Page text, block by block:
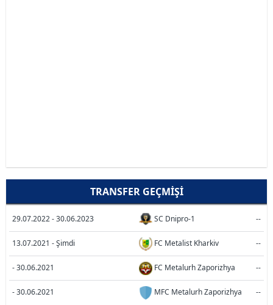
TRANSFER GEÇMIŞI
29.07.2022 - 30.06.2023 SC Dnipro-1 --
13.07.2021 - Şimdi FC Metalist Kharkiv --
- 30.06.2021 FC Metalurh Zaporizhya --
- 30.06.2021 MFC Metalurh Zaporizhya --